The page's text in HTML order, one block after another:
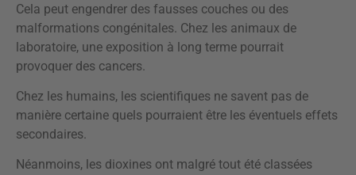
Cela peut engendrer des fausses couches ou des
malformations congénitales. Chez les animaux de
laboratoire, une exposition à long terme pourrait
provoquer des cancers.
Chez les humains, les scientifiques ne savent pas de
manière certaine quels pourraient être les éventuels effets
secondaires.
Néanmoins, les dioxines ont malgré tout été classées